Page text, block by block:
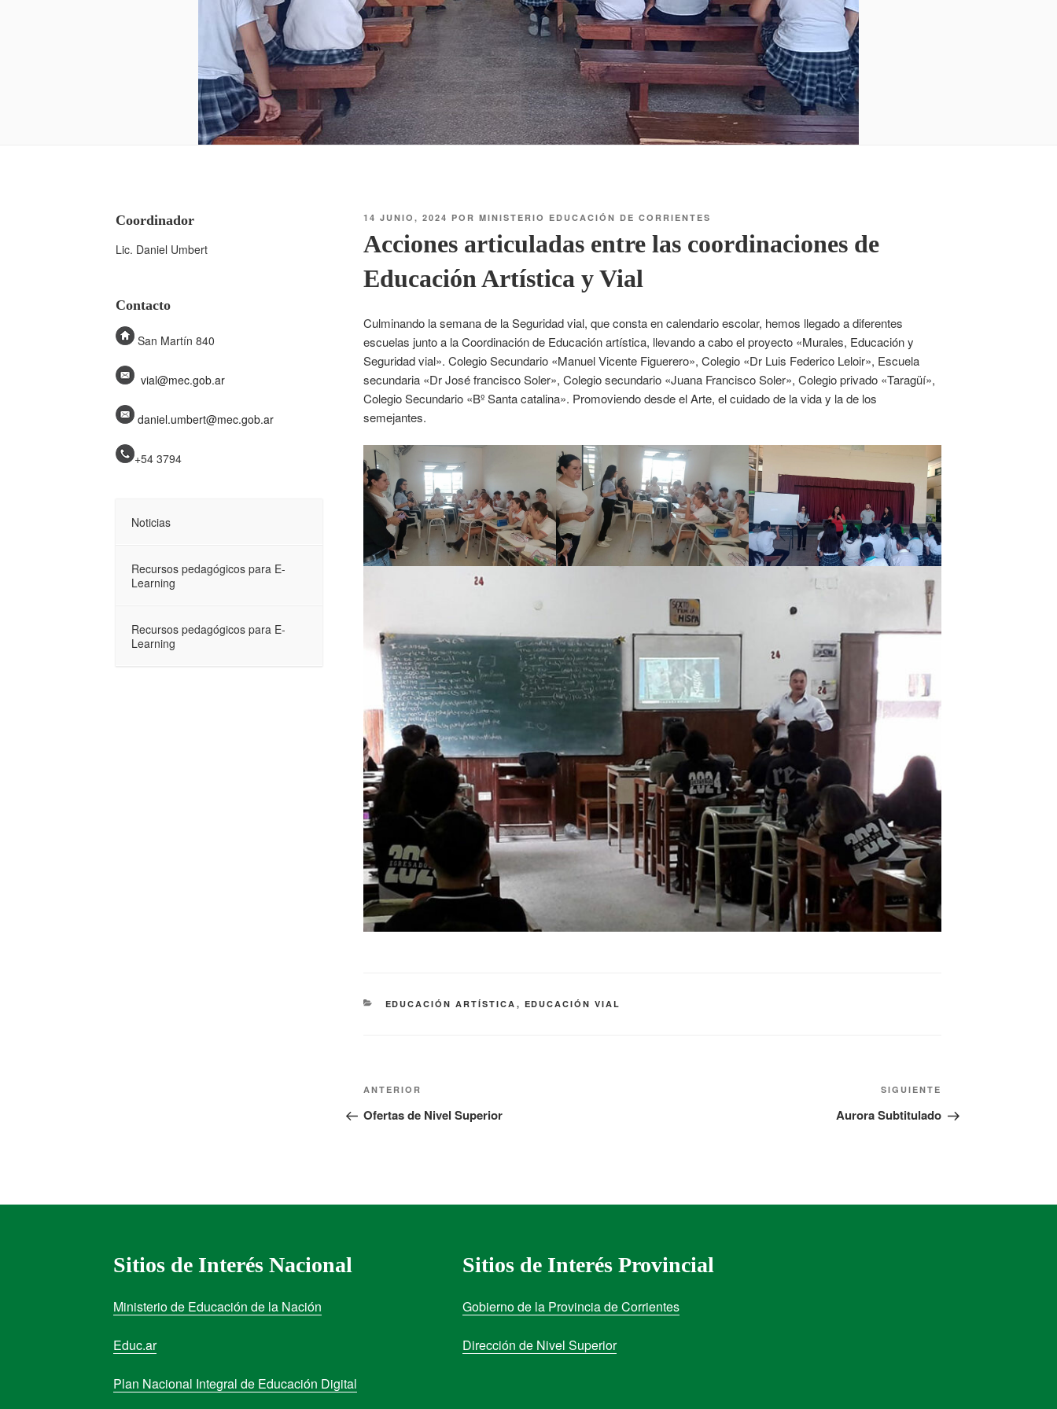
14 JUNIO, 2024 POR MINISTERIO EDUCACIÓN DE CORRIENTES
Acciones articuladas entre las coordinaciones de
Educación Artística y Vial
Culminando la semana de la Seguridad vial, que consta en calendario escolar, hemos llegado a diferentes
escuelas junto a la Coordinación de Educación artística, llevando a cabo el proyecto «Murales, Educación y
Seguridad vial». Colegio Secundario «Manuel Vicente Figuerero», Colegio «Dr Luis Federico Leloir», Escuela
secundaria «Dr José francisco Soler», Colegio secundario «Juana Francisco Soler», Colegio privado «Taragüí»,
Colegio Secundario «Bº Santa catalina». Promoviendo desde el Arte, el cuidado de la vida y la de los
semejantes.
EDUCACIÓN ARTÍSTICA , EDUCACIÓN VIAL
ANTERIOR
Ofertas de Nivel Superior
SIGUIENTE
Aurora Subtitulado
Coordinador
Lic. Daniel Umbert
Contacto
San Martín 840
vial@mec.gob.ar
daniel.umbert@mec.gob.ar
+54 3794
Noticias
Recursos pedagógicos para E-
Learning
Recursos pedagógicos para E-
Learning
Sitios de Interés Nacional
Ministerio de Educación de la Nación
Educ.ar
Plan Nacional Integral de Educación Digital
Sitios de Interés Provincial
Gobierno de la Provincia de Corrientes
Dirección de Nivel Superior